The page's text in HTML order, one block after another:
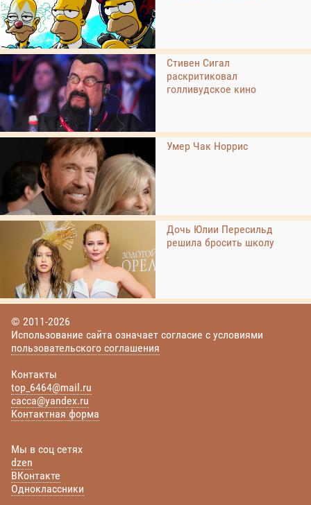
Стивен Сигал
раскритиковал
голливудское кино
Умер Чак Норрис
Дочь Юлии Пересильд
решила бросить школу
© 2011-2026
Использование сайта означает согласие с условиями
пользовательского соглашения
Контакты
top_6464@mail.ru
cacca@yandex.ru
Контактная форма
Мы в соц сетях
dzen
ВКонтакте
Одноклассники